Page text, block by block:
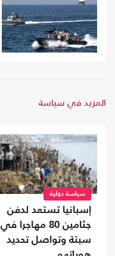
المزيد في سياسة
سياسة دولية
إسبانيا تستعد لدفن
جثامين 80 مهاجرا في
سبتة وتواصل تحديد